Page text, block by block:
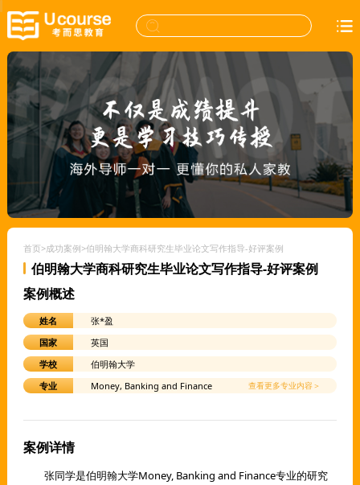
首页>成功案例>伯明翰大学商科研究生毕业论文写作指导-好评案例
伯明翰大学商科研究生毕业论文写作指导-好评案例
案例概述
姓名
张*盈
国家
英国
学校
伯明翰大学
专业
Money, Banking and Finance 查看更多专业内容＞
案例详情
张同学是伯明翰大学Money, Banking and Finance专业的研究